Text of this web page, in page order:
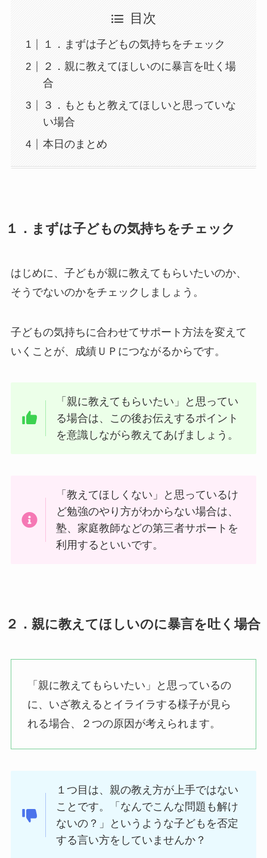
目次
１．まずは子どもの気持ちをチェック
２．親に教えてほしいのに暴言を吐く場
合
３．もともと教えてほしいと思っていな
い場合
本日のまとめ
１．まずは子どもの気持ちをチェック
はじめに、子どもが親に教えてもらいたいのか、
そうでないのかをチェックしましょう。
子どもの気持ちに合わせてサポート方法を変えて
いくことが、成績ＵＰにつながるからです。
「親に教えてもらいたい」と思ってい
る場合は、この後お伝えするポイント
を意識しながら教えてあげましょう。
「教えてほしくない」と思っているけ
ど勉強のやり方がわからない場合は、
塾、家庭教師などの第三者サポートを
利用するといいです。
２．親に教えてほしいのに暴言を吐く場合
「親に教えてもらいたい」と思っているの
に、いざ教えるとイライラする様子が見ら
れる場合、２つの原因が考えられます。
１つ目は、親の教え方が上手ではない
ことです。「なんでこんな問題も解け
ないの？」というような子どもを否定
する言い方をしていませんか？